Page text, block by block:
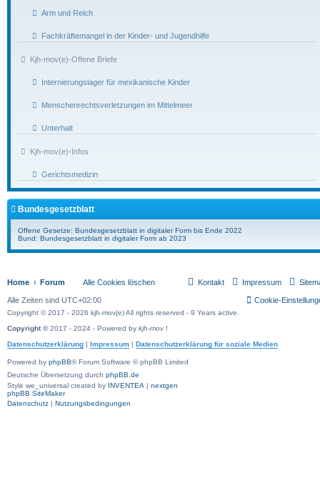
Arm und Reich
Fachkräftemangel in der Kinder- und Jugendhilfe
Kjh-mov(e)-Offene Briefe
Internierungslager für mexikanische Kinder
Menschenrechtsverletzungen im Mittelmeer
Unterhalt
Kjh-mov(e)-Infos
Gerichtsmedizin
Bundesgesetzblatt
Offene Gesetze: Bundesgesetzblatt in digitaler Form bis Ende 2022
Bund: Bundesgesetzblatt in digitaler Form ab 2023
Home Forum Impressum
Kontakt
Alle Cookies löschen
Alle Zeiten sind UTC+02:00 Cookie-
Copyright © 2017 - 2026 kjh-mov(e) All rights reserved - 9 Years active.
Copyright ©2017 - 2024 - Powered by kjh-mov!
Datenschutzerklärung | Impressum | Datenschutzerklärung für soziale Medien
Powered by phpBB® Forum Software © phpBB Limited
Deutsche Übersetzung durch phpBB.de
Style we_universal created by INVENTEA | nextgen
phpBB SiteMaker
Datenschutz | Nutzungsbedingungen